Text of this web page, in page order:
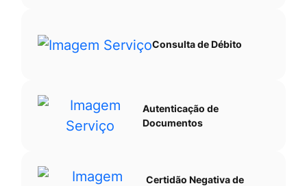
Consulta de Débito
Autenticação de
Documentos
Certidão Negativa de